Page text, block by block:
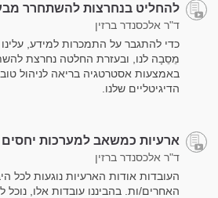
להחליט בנחרצות להשתחרר
ד"ר אלכסנדר ברזין
כדי להתגבר על התמכרות למידע,
מֵסֵבָה לנו, ובעזרת החלטה נחרצת
באמצעות אסטרטגיה בריאה לניהול
הדיגיטליים שלנו.
ארעיות כמשאב למערכות יחסים
ד"ר אלכסנדר ברזין
העובדות אודות הארעיות נוגעות לכל
האחרים/ות. בהביננו עובדות אלו,